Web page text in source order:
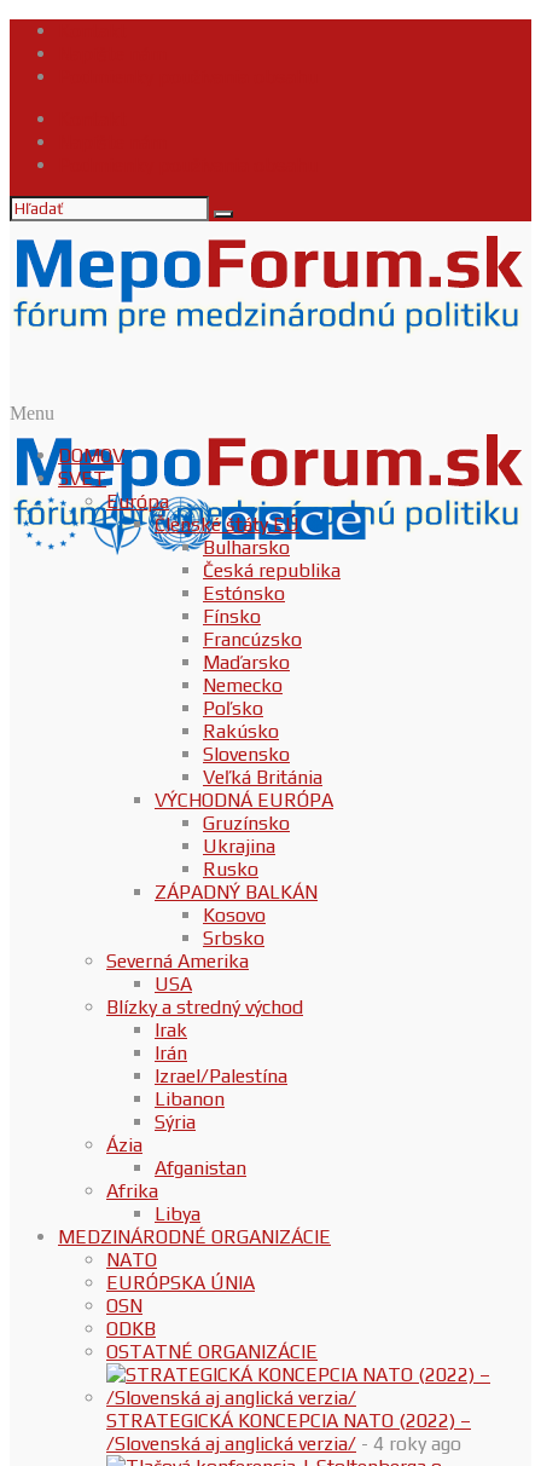
Menu
DOMOV
SVET
Európa
Členské štáty EÚ
Bulharsko
Česká republika
Estónsko
Fínsko
Francúzsko
Maďarsko
Nemecko
Poľsko
Rakúsko
Slovensko
Veľká Británia
VÝCHODNÁ EURÓPA
Gruzínsko
Ukrajina
Rusko
ZÁPADNÝ BALKÁN
Kosovo
Srbsko
Severná Amerika
USA
Blízky a stredný východ
Irak
Irán
Izrael/Palestína
Libanon
Sýria
Ázia
Afganistan
Afrika
Libya
MEDZINÁRODNÉ ORGANIZÁCIE
NATO
EURÓPSKA ÚNIA
OSN
ODKB
OSTATNÉ ORGANIZÁCIE
STRATEGICKÁ KONCEPCIA NATO (2022) –
/Slovenská aj anglická verzia/ - 4 roky ago